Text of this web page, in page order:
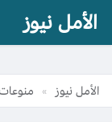
الأمل نيوز
الأمل نيوز » منوعات